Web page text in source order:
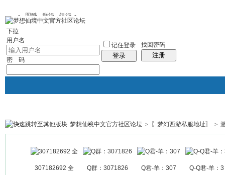
图酷 群组 银行
下拉
用户名
密 码
记住登录
登录
找回密码
注册
银行 群组聚合 我的空间
帖子
梦想仙境中文官方社区论坛 > 〖梦幻西游私服地址〗 >
307182692 全 Q群：3071826 Q君-羊：307 Q-Q君-羊：3